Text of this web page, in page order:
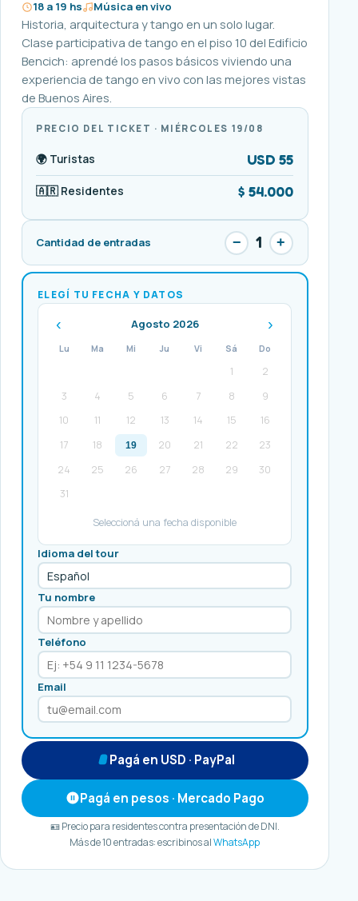
18 a 19 hs Música en vivo
Historia, arquitectura y tango en un solo lugar.
Clase participativa de tango en el piso 10 del Edificio
Bencich: aprendé los pasos básicos viviendo una
experiencia de tango en vivo con las mejores vistas
de Buenos Aires.
PRECIO DEL TICKET · MIÉRCOLES 19/08
🌍 Turistas USD 55
🇦🇷 Residentes $ 54.000
Cantidad de entradas − 1 +
ELEGÍ TU FECHA Y DATOS
‹ Agosto 2026 ›
Lu Ma Mi Ju Vi Sá Do
1
2
3
4 5 6 7 8
9
10
11 12 13 14 15
16
17
18 19 20 21 22
23
24
25 26 27 28 29
30
31
Seleccioná una fecha disponible
Idioma del tour
Tu nombre
Teléfono
Email
Pagá en USD · PayPal
Pagá en pesos · Mercado Pago
🪪 Precio para residentes contra presentación de DNI.
Más de 10 entradas: escribinos alWhatsApp